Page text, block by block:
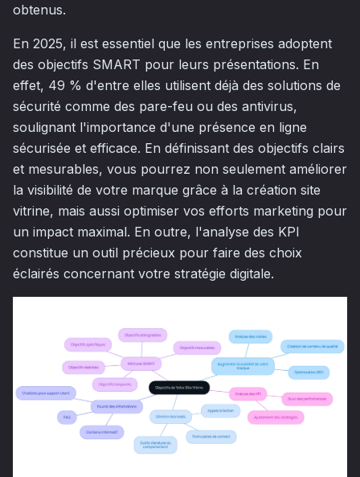
obtenus.
En 2025, il est essentiel que les entreprises adoptent
des objectifs SMART pour leurs présentations. En
effet, 49 % d'entre elles utilisent déjà des solutions de
sécurité comme des pare-feu ou des antivirus,
soulignant l'importance d'une présence en ligne
sécurisée et efficace. En définissant des objectifs clairs
et mesurables, vous pourrez non seulement améliorer
la visibilité de votre marque grâce à la création site
vitrine, mais aussi optimiser vos efforts marketing pour
un impact maximal. En outre, l'analyse des KPI
constitue un outil précieux pour faire des choix
éclairés concernant votre stratégie digitale.